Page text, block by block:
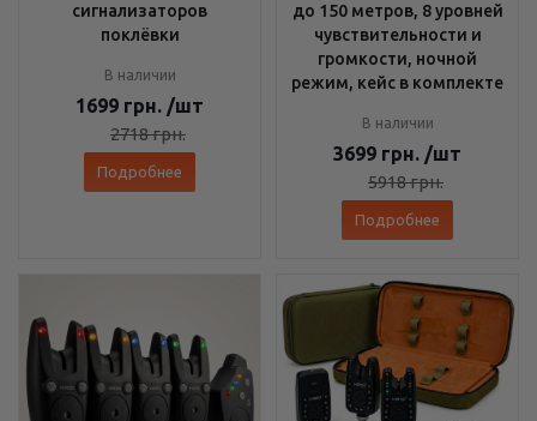
сигнализаторов
поклёвки
В наличии
1699 грн. /шт
2718грн.
Подробнее
до 150 метров, 8 уровней
чувствительности и
громкости, ночной
режим, кейс в комплекте
В наличии
3699 грн. /шт
5918грн.
Подробнее